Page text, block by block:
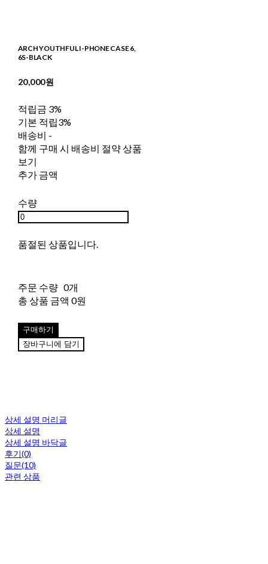
ARCH YOUTHFUL I-PHONE CASE 6,
6S-BLACK
20,000원
적립금 3%
기본 적립3%
배송비 -
함께 구매 시 배송비 절약 상품
보기
추가 금액
수량
품절된 상품입니다.
주문 수량 0개
총 상품 금액 0원
구매하기
장바구니에 담기
상세 설명 머리글
상세 설명
상세 설명 바닥글
후기(0)
질문(10)
관련 상품